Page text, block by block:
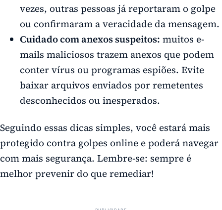
vezes, outras pessoas já reportaram o golpe
ou confirmaram a veracidade da mensagem.
Cuidado com anexos suspeitos: muitos e-
mails maliciosos trazem anexos que podem
conter vírus ou programas espiões. Evite
baixar arquivos enviados por remetentes
desconhecidos ou inesperados.
Seguindo essas dicas simples, você estará mais
protegido contra golpes online e poderá navegar
com mais segurança. Lembre-se: sempre é
melhor prevenir do que remediar!